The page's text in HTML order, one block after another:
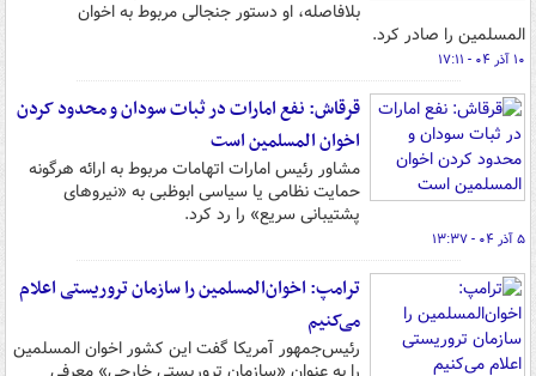
بلافاصله، او دستور جنجالی مربوط به اخوان
المسلمین را صادر کرد.
۱۰ آذر ۰۴ - ۱۷:۱۱
قرقاش: نفع امارات در ثبات سودان و محدود کردن
اخوان المسلمین است
مشاور رئیس امارات اتهامات مربوط به ارائه هرگونه
حمایت نظامی یا سیاسی ابوظبی به «نیروهای
پشتیبانی سریع» را رد کرد.
۵ آذر ۰۴ - ۱۳:۳۷
ترامپ: اخوان‌المسلمین را سازمان تروریستی اعلام
می‌کنیم
رئیس‌جمهور آمریکا گفت این کشور اخوان المسلمین